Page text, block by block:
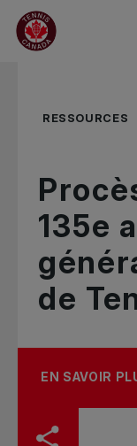
Sauter au menu principal
Sauter au contenu
Sauter au pied de page
RESSOURCES
RESSOURCES
135e
de
EN SAVOIR